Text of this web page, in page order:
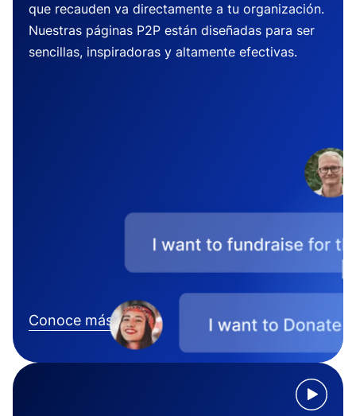
que recauden va directamente a tu organización.
Nuestras páginas P2P están diseñadas para ser
sencillas, inspiradoras y altamente efectivas.
Conoce más